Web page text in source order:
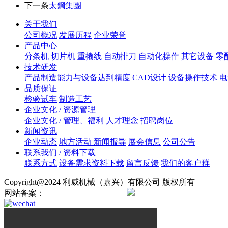
下一条太鋼集團
关于我们
公司概况 发展历程 企业荣誉
产品中心
分条机 切片机 重捲线 自动排刀 自动化操作 其它设备 零
技术研发
产品制造能力与设备达到精度 CAD设计 设备操作技术
品质保证
检验试车 制造工艺
企业文化 / 资源管理
企业文化 / 管理、福利
人才理念 招聘岗位
新闻资讯
企业动态 地方活动 新闻报导 展会信息 公司公告
联系我们 / 资料下载
联系方式 设备需求资料下载 留言反馈 我们的客户群
Copyright@2024 利威机械（嘉兴）有限公司 版权所有
网站备案：